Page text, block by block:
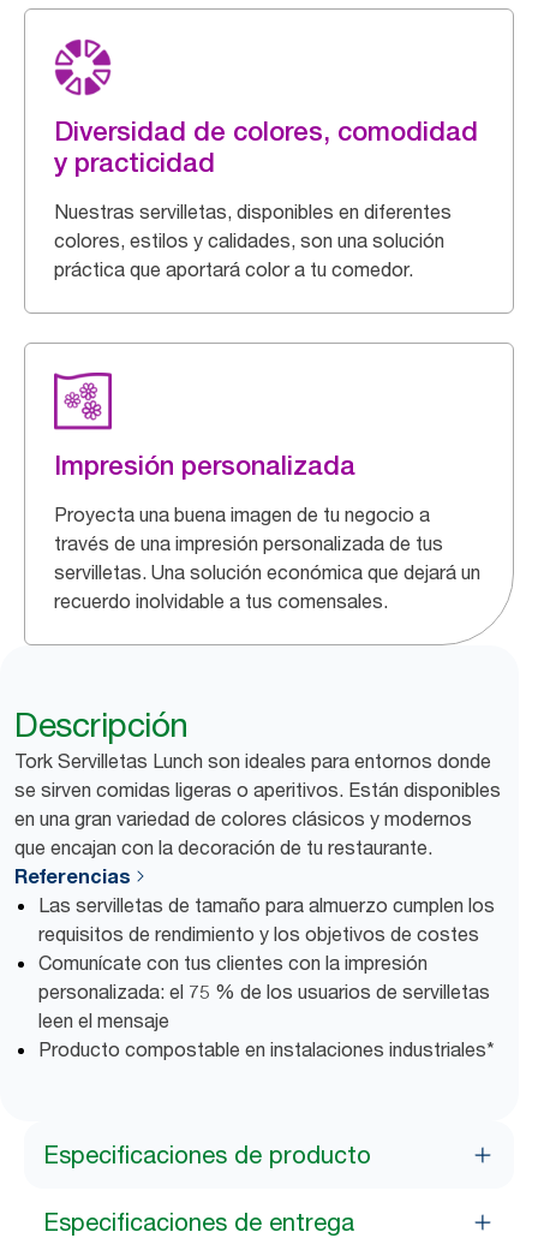
Diversidad de colores, comodidad
y practicidad
Nuestras servilletas, disponibles en diferentes
colores, estilos y calidades, son una solución
práctica que aportará color a tu comedor.
Impresión personalizada
Proyecta una buena imagen de tu negocio a
través de una impresión personalizada de tus
servilletas. Una solución económica que dejará un
recuerdo inolvidable a tus comensales.
Descripción
Tork Servilletas Lunch son ideales para entornos donde
se sirven comidas ligeras o aperitivos. Están disponibles
en una gran variedad de colores clásicos y modernos
que encajan con la decoración de tu restaurante.
Referencias
Las servilletas de tamaño para almuerzo cumplen los
requisitos de rendimiento y los objetivos de costes
Comunícate con tus clientes con la impresión
personalizada: el 75 % de los usuarios de servilletas
leen el mensaje
Producto compostable en instalaciones industriales*
Especificaciones de producto
Especificaciones de entrega